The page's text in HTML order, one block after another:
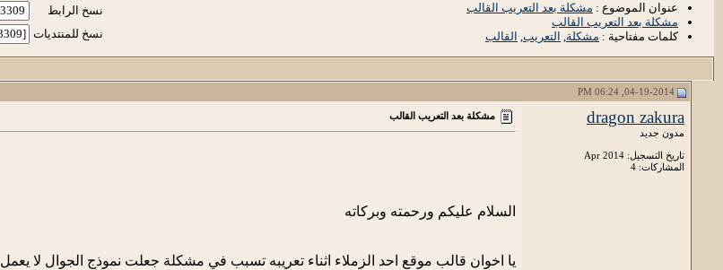
عنوان الموضوع : مشكلة بعد التعريب القالب
مشكلة بعد التعريب القالب
كلمات مفتاحية : مشكلة, التعريب, القالب
نسخ الرابط
نسخ للمنتديات
dragon zakura
مدون جديد
تاريخ التسجيل: Apr 2014
المشاركات: 4
مشكلة بعد التعريب القالب
السلام عليكم ورحمته وبركاته
يا اخوان قالب موقع احد الزملاء اثناء تعريبه تسبب في مشكلة جعلت نموذج الجوال لا يعمل